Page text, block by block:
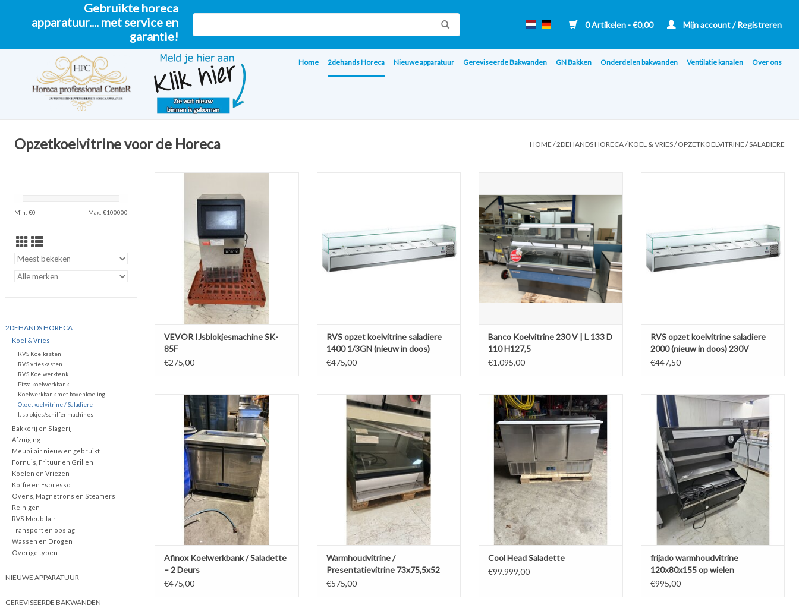
Gebruikte horeca
apparatuur.... met service en
garantie!
0 Artikelen - €0,00 Mijn account / Registreren
Home 2dehands Horeca Nieuwe apparatuur Gereviseerde Bakwanden GN Bakken Onderdelen bakwanden Ventilatie kanalen Over ons
Opzetkoelvitrine voor de Horeca HOME /2DEHANDS HORECA/KOEL & VRIES/OPZETKOELVITRINE / SALADIERE
Min: €0 Max: €100000
2DEHANDS HORECA
Koel & Vries
RVS Koelkasten
RVS vrieskasten
RVS Koelwerkbank
Pizza koelwerkbank
Koelwerkbank met bovenkoeling
Opzetkoelvitrine / Saladiere
IJsblokjes/schilfer machines
Bakkerij en Slagerij
Afzuiging
Meubilair nieuw en gebruikt
Fornuis, Frituur en Grillen
Koelen en Vriezen
Koffie en Espresso
Ovens, Magnetrons en Steamers
Reinigen
RVS Meubilair
Transport en opslag
Wassen en Drogen
Overige typen
NIEUWE APPARATUUR
GEREVISEERDE BAKWANDEN
TOEVOEGEN AAN WINKELWAGEN
VEVOR IJsblokjesmachine SK-
85F
€275,00
RVS opzet koelvitrine saladiere
1400 1/3GN (nieuw in doos)
230V
€475,00
TOEVOEGEN AAN WINKELWAGEN
Banco Koelvitrine 230 V | L 133 D
110 H127,5
€1.095,00
RVS opzet koelvitrine saladiere
2000 (nieuw in doos) 230V
€447,50
Afinox Koelwerkbank / Saladette – 2
Deurs
TOEVOEGEN AAN WINKELWAGEN
Afinox Koelwerkbank / Saladette
– 2 Deurs
€475,00
Warmhoudvitrine / Presentatievitrine
73x75,5x52
TOEVOEGEN AAN WINKELWAGEN
Warmhoudvitrine /
Presentatievitrine 73x75,5x52
€575,00
Cool Head Saladette
TOEVOEGEN AAN WINKELWAGEN
Cool Head Saladette
€99.999,00
frijado warmhoudvitrine 120x80x155 op
TOEVOEGEN AAN WINKELWAGEN
frijado warmhoudvitrine
120x80x155 op wielen
€995,00